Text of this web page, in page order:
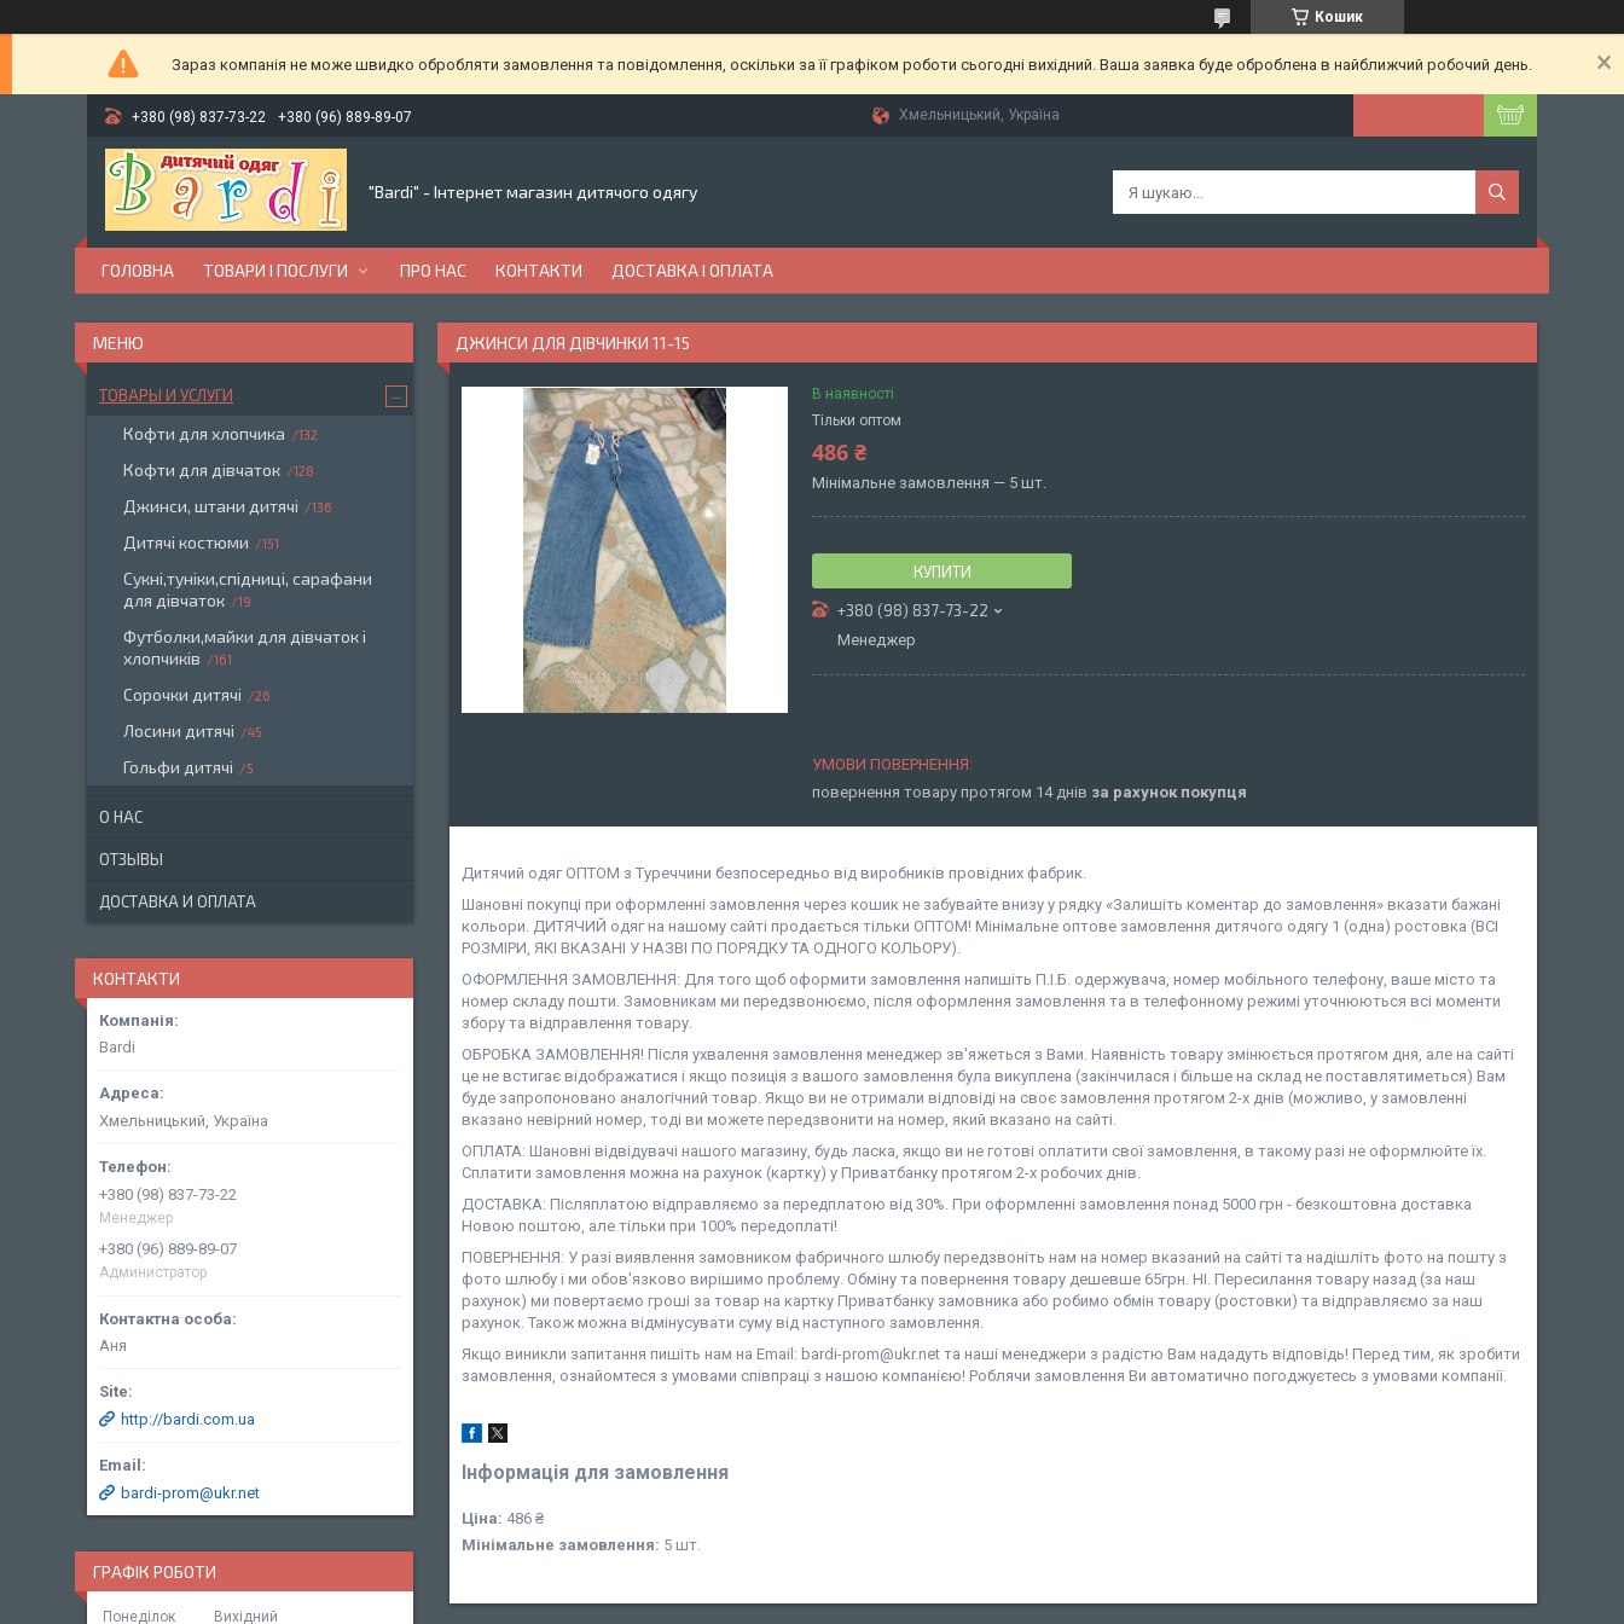
Кошик
Зараз компанія не може швидко обробляти замовлення та повідомлення, оскільки за її графіком роботи сьогодні вихідний. Ваша заявка буде оброблена в найближчий робочий день.
+380 (98) 837-73-22 +380 (96) 889-89-07 Хмельницький, Україна
"Bardi" - Інтернет магазин дитячого одягу
ГОЛОВНА ТОВАРИ І ПОСЛУГИ ПРО НАС КОНТАКТИ ДОСТАВКА І ОПЛАТА
ДЖИНСИ ДЛЯ ДІВЧИНКИ 11-15
В наявності
Тільки оптом
486 ₴
Мінімальне замовлення — 5 шт.
КУПИТИ
+380 (98) 837-73-22
Менеджер
повернення товару протягом 14 днів за рахунок покупця
Дитячий одяг ОПТОМ з Туреччини безпосередньо від виробників провідних фабрик.
Шановні покупці при оформленні замовлення через кошик не забувайте внизу у рядку «Залишіть коментар до замовлення» вказати бажані
кольори. ДИТЯЧИЙ одяг на нашому сайті продається тільки ОПТОМ! Мінімальне оптове замовлення дитячого одягу 1 (одна) ростовка (ВСІ
РОЗМІРИ, ЯКІ ВКАЗАНІ У НАЗВІ ПО ПОРЯДКУ ТА ОДНОГО КОЛЬОРУ).
ОФОРМЛЕННЯ ЗАМОВЛЕННЯ: Для того щоб оформити замовлення напишіть П.І.Б. одержувача, номер мобільного телефону, ваше місто та
номер складу пошти. Замовникам ми передзвонюємо, після оформлення замовлення та в телефонному режимі уточнюються всі моменти
збору та відправлення товару.
ОБРОБКА ЗАМОВЛЕННЯ! Після ухвалення замовлення менеджер зв'яжеться з Вами. Наявність товару змінюється протягом дня, але на сайті
це не встигає відображатися і якщо позиція з вашого замовлення була викуплена (закінчилася і більше на склад не поставлятиметься) Вам
буде запропоновано аналогічний товар. Якщо ви не отримали відповіді на своє замовлення протягом 2-х днів (можливо, у замовленні
вказано невірний номер, тоді ви можете передзвонити на номер, який вказано на сайті.
ОПЛАТА: Шановні відвідувачі нашого магазину, будь ласка, якщо ви не готові оплатити свої замовлення, в такому разі не оформлюйте їх.
Сплатити замовлення можна на рахунок (картку) у Приватбанку протягом 2-х робочих днів.
ДОСТАВКА: Післяплатою відправляємо за передплатою від 30%. При оформленні замовлення понад 5000 грн - безкоштовна доставка
Новою поштою, але тільки при 100% передоплаті!
ПОВЕРНЕННЯ: У разі виявлення замовником фабричного шлюбу передзвоніть нам на номер вказаний на сайті та надішліть фото на пошту з
фото шлюбу і ми обов'язково вирішимо проблему. Обміну та повернення товару дешевше 65грн. НІ. Пересилання товару назад (за наш
рахунок) ми повертаємо гроші за товар на картку Приватбанку замовника або робимо обмін товару (ростовки) та відправляємо за наш
рахунок. Також можна відмінусувати суму від наступного замовлення.
Якщо виникли запитання пишіть нам на Email: bardi-prom@ukr.net та наші менеджери з радістю Вам нададуть відповідь! Перед тим, як зробити
замовлення, ознайомтеся з умовами співпраці з нашою компанією! Роблячи замовлення Ви автоматично погоджуєтесь з умовами компанії.
Інформація для замовлення
Ціна: 486 ₴
Мінімальне замовлення: 5 шт.
ТОВАРЫ И УСЛУГИ
Кофти для хлопчика 132
Кофти для дівчаток 128
Джинси, штани дитячі 136
Дитячі костюми 151
Сукні,туніки,спідниці, сарафани
для дівчаток
19
Футболки,майки для дівчаток і
хлопчиків
161
Сорочки дитячі 26
Лосини дитячі 45
Гольфи дитячі 5
О НАС
ОТЗЫВЫ
ДОСТАВКА И ОПЛАТА
КОНТАКТИ
Bardi
Хмельницький, Україна
+380 (98) 837-73-22
Менеджер
+380 (96) 889-89-07
Администратор
Аня
http://bardi.com.ua
bardi-prom@ukr.net
ГРАФІК РОБОТИ
Понеділок Вихідний